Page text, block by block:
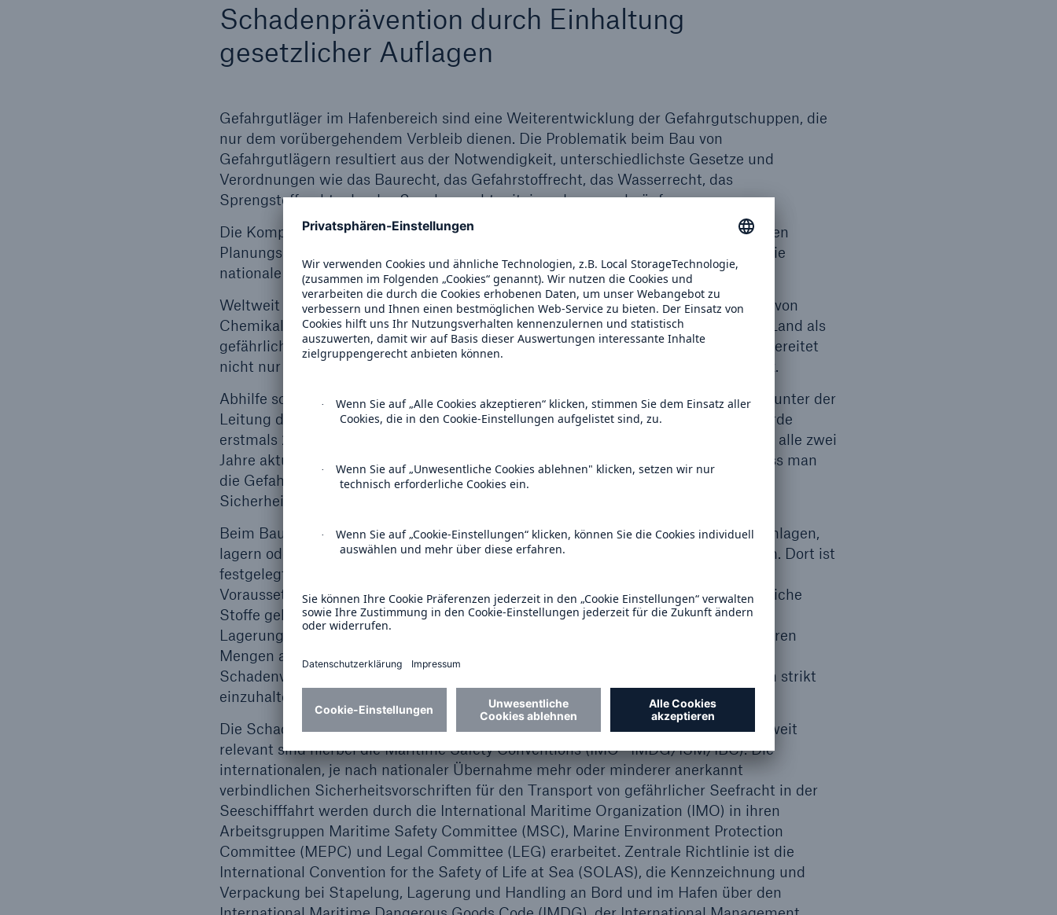
Schadenprävention durch Einhaltung
gesetzlicher Auflagen
Gefahrgutläger im Hafenbereich sind eine Weiterentwicklung der Gefahrgutschuppen, die
nur dem vorübergehendem Verbleib dienen. Die Problematik beim Bau von
Gefahrgutlägern resultiert aus der Notwendigkeit, unterschiedlichste Gesetze und
Verordnungen wie das Baurecht, das Gefahrstoffrecht, das Wasserrecht, das
Sprengstoffrecht oder das Seuchenrecht miteinander zu verknüpfen.
Die Komplexität der Rechtsnormen erfordert einen ganzheitlichen, interdisziplinären
Planungsprozess mit früher Einbindung der Behörden. Dabei sind internationale wie
nationale Anforderungen zu beachten.
Weltweit existieren unterschiedliche Systeme zur Einstufung und Kennzeichnung von
Chemikalien. Es kann daher passieren, dass ein Stoff oder Stoffgemisch in einem Land als
gefährlich eingestuft und behandelt wird, in einem anderen hingegen nicht. Dies bereitet
nicht nur beim Transport und im Handel Probleme, sondern auch im Arbeitsschutz.
Abhilfe soll ein weltweit einheitliches System zur Klassifizierung von Chemikalien unter der
Leitung der UN schaffen. Das sogenannte Globally Harmonised System (GHS) wurde
erstmals 2003 in Form des „Purple Book“ vorgelegt und wird seitdem in den Regel alle zwei
Jahre aktualisiert. Die Einstufung nach harmonisierten Kriterien ermöglicht es, dass man
die Gefahren von Chemikalien weltweit mit denselben Symbolen, Gefahren- und
Sicherheitshinweisen auf Etiketten und in Datenblättern kommunizieren kann.
Beim Bau und Betrieb von Hafen- oder Industrieanlagen, die Gefahrenstoffe umschlagen,
lagern oder verarbeiten, sind grundsätzlich die nationalen Regelungen zu beachten. Dort ist
festgelegt, wann eine Anlage genehmigungspflichtig ist und damit bestimmte
Voraussetzungen erfüllen muss. Für explosive, radioaktive und ansteckungsgefährliche
Stoffe gelten oft weitergehende Vorschriften, bei denen in der Regel eine separate
Lagerung erforderlich ist. Spezielle Vorgaben sind zudem beim Umgang mit größeren
Mengen an brennbaren und explosiven Stoffe zu beachten. Die wichtigste
Schadenverhütungsmaßnahme ist daher, die gesetzlichen Regeln und Vorschriften strikt
einzuhalten.
Die Schadenverhütung beginnt dabei bereits vor dem Hafen, im Seeverkehr: Weltweit
relevant sind hierbei die Maritime Safety Conventions (IMO– IMDG/ISM/IBC). Die
internationalen, je nach nationaler Übernahme mehr oder minderer anerkannt
verbindlichen Sicherheitsvorschriften für den Transport von gefährlicher Seefracht in der
Seeschifffahrt werden durch die International Maritime Organization (IMO) in ihren
Arbeitsgruppen Maritime Safety Committee (MSC), Marine Environment Protection
Committee (MEPC) und Legal Committee (LEG) erarbeitet. Zentrale Richtlinie ist die
International Convention for the Safety of Life at Sea (SOLAS), die Kennzeichnung und
Verpackung bei Stapelung, Lagerung und Handling an Bord und im Hafen über den